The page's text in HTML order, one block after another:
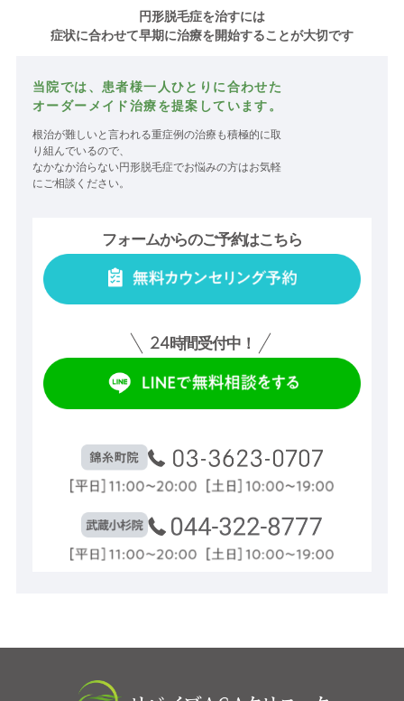
円形脱毛症を治すには
症状に合わせて早期に治療を開始することが大切です
当院では、患者様一人ひとりに合わせた
オーダーメイド治療を提案しています。
根治が難しいと言われる重症例の治療も積極的に取
り組んでいるので、
なかなか治らない円形脱毛症でお悩みの方はお気軽
にご相談ください。
フォームからのご予約はこちら
24時間受付中！